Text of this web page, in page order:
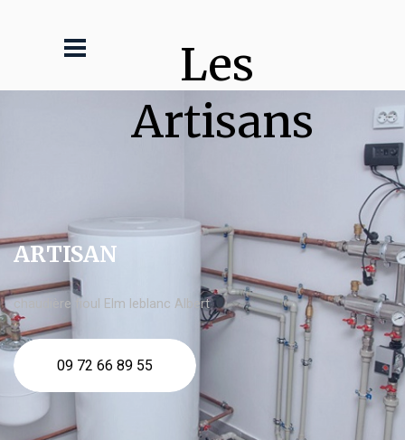
Les
Artisans
ARTISAN
chaudière fioul Elm leblanc Albert
09 72 66 89 55